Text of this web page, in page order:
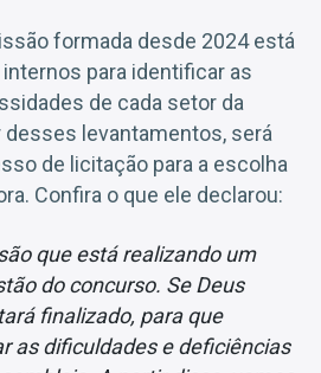
formada desde 2024 está
para identificar as
de cada setor da
desses levantamentos, será
de licitação para a escolha
Confira o que ele declarou:
que está realizando um
do concurso. Se Deus
finalizado, para que
as dificuldades e deficiências